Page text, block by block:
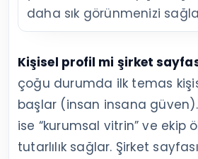
daha sık görünmenizi
Kişisel profil mi şirket
çoğu durumda ilk temas
başlar (insan insana güven).
ise “kurumsal vitrin” ve ekip
tutarlılık sağlar. Şirket